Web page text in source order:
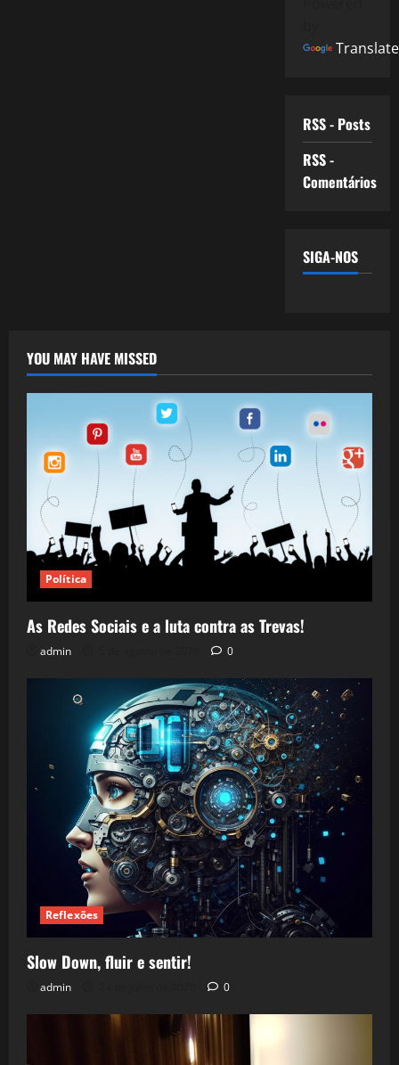
Translate
RSS - Posts
RSS -
Comentários
SIGA-NOS
YOU MAY HAVE MISSED
Política
As Redes Sociais e a luta contra as Trevas!
admin 0
Reflexões
Slow Down, fluir e sentir!
admin 0